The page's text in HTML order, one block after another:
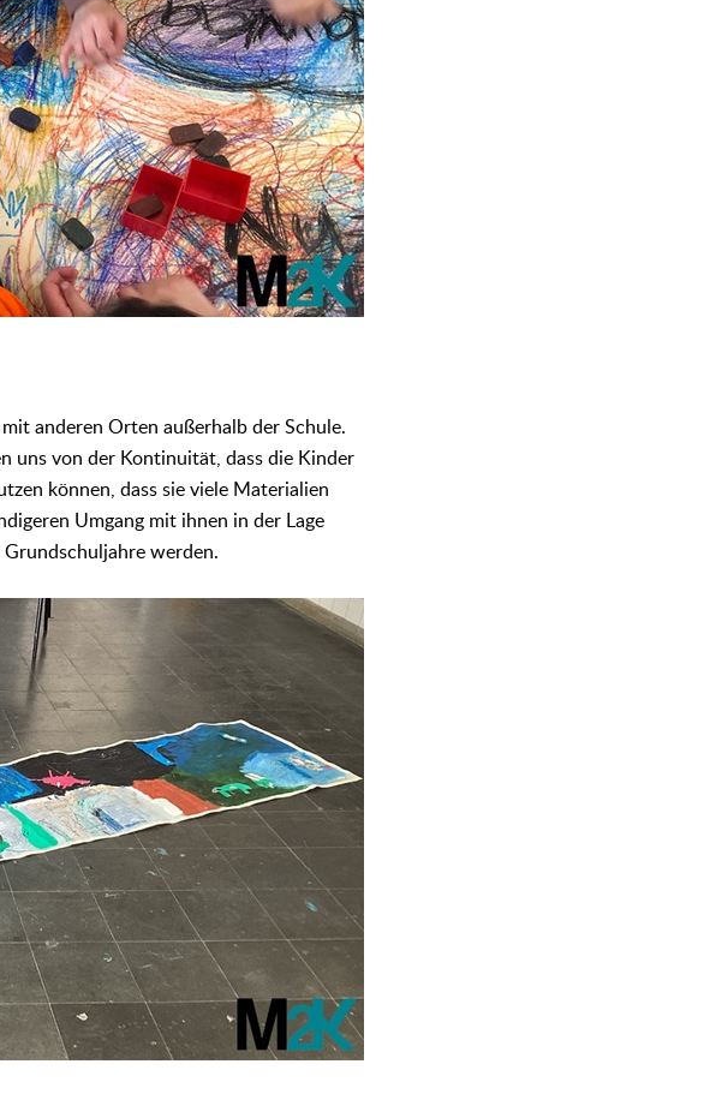
anderen Orten außerhalb der Schule.
uns von der Kontinuität, dass die Kinder
können, dass sie viele Materialien
Umgang mit ihnen in der Lage
werden.